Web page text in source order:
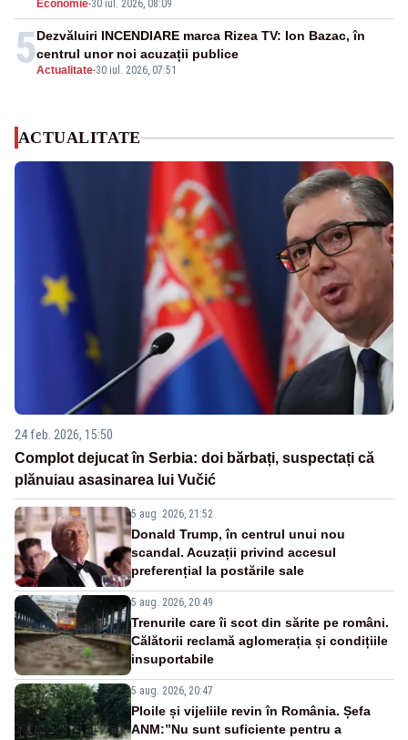
Economie-30 iul. 2026, 08:09
5Actualitate-30 iul. 2026, 07:51
Dezvăluiri INCENDIARE marca Rizea TV: Ion Bazac, în
centrul unor noi acuzații publice
ACTUALITATE
24 feb. 2026, 15:50
Complot dejucat în Serbia: doi bărbați, suspectați că
plănuiau asasinarea lui Vučić
5 aug. 2026, 21:52
Donald Trump, în centrul unui nou
scandal. Acuzații privind accesul
preferențial la postările sale
5 aug. 2026, 20:49
Trenurile care îi scot din sărite pe români.
Călătorii reclamă aglomerația și condițiile
insuportabile
5 aug. 2026, 20:47
Ploile și vijeliile revin în România. Șefa
ANM:”Nu sunt suficiente pentru a